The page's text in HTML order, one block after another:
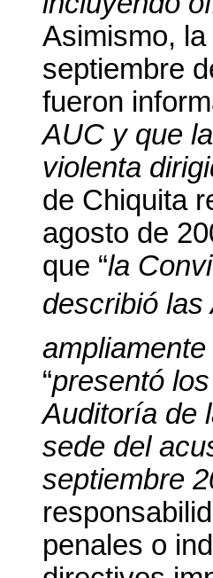
Asimismo,
septiembre
fueron
AUC y que
violenta
de Chiquita
agosto de
que “la
describió las
“presentó
Auditoría de
sede del
septiembre
penales o